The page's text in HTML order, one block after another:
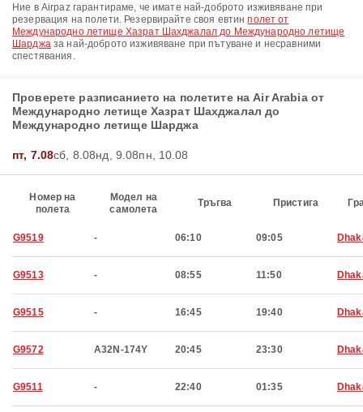
Ние в Airpaz гарантираме, че имате най-доброто изживяване при
резервация на полети. Резервирайте своя евтинполет от
Международно летище Хазрат Шахджалал до Международно летище
Шарджаза най-доброто изживяване при пътуване и несравними
спестявания.
Проверете разписанието на полетите на Air Arabia от
Международно летище Хазрат Шахджалал до
Международно летище Шарджа
пт, 7.08сб, 8.08нд, 9.08пн, 10.08
Номер на
полета
Модел на
самолета
Тръгва Пристига
G9519 - 06:10 09:05
G9513 - 08:55 11:50
G9515 - 16:45 19:40
G9572 A32N-174Y 20:45 23:30
G9511 - 22:40 01:35